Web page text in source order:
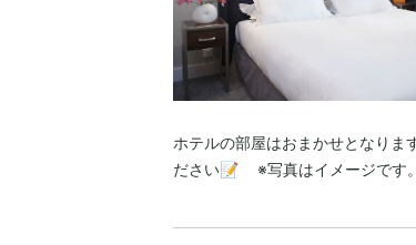
ホテルの部屋はおまかせとなり
ださい📝 ※写真はイメージです。